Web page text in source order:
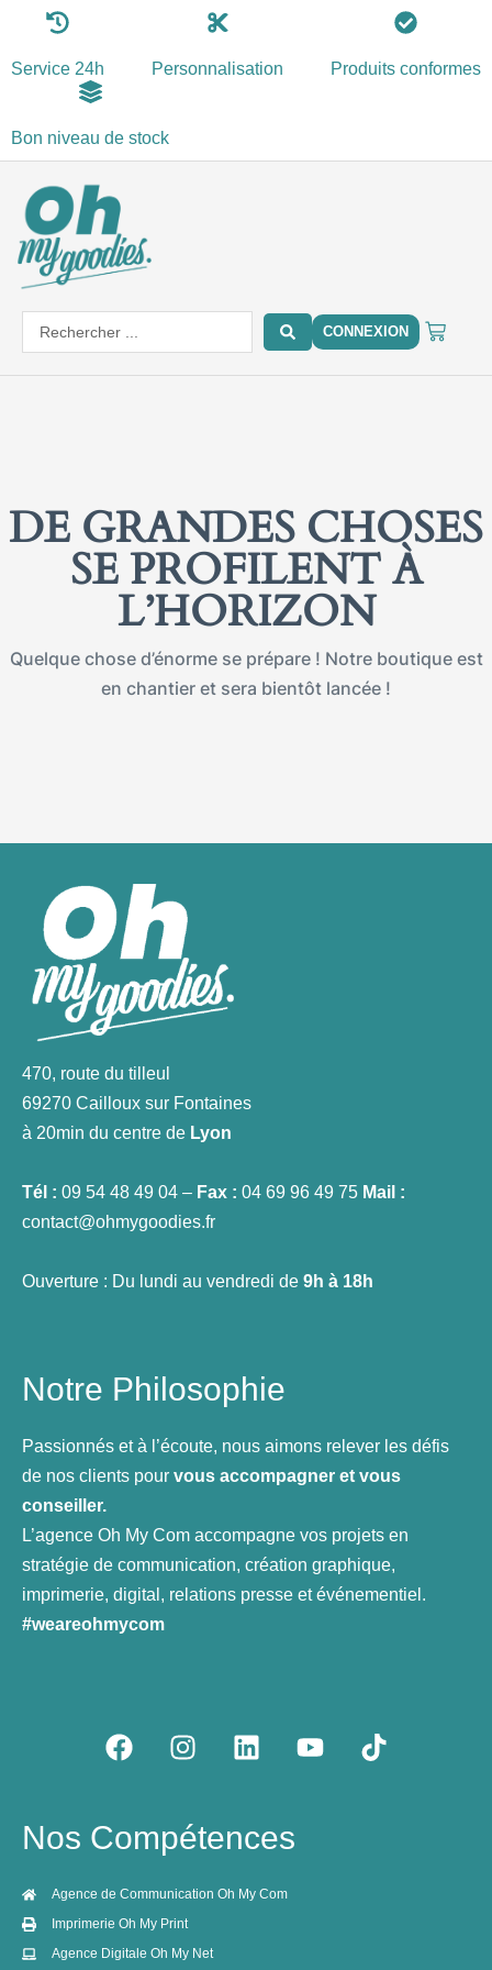
contenu
Service 24h Personnalisation Produits conformes
Bon niveau de stock
Search
...
CONNEXION
DE GRANDES CHOSES
SE PROFILENT À
L’HORIZON
Quelque chose d’énorme se prépare ! Notre boutique est
en chantier et sera bientôt lancée !
470, route du tilleul
69270 Cailloux sur Fontaines
à 20min du centre de Lyon
Tél : 09 54 48 49 04 – Fax : 04 69 96 49 75 Mail :
contact@ohmygoodies.fr
Ouverture : Du lundi au vendredi de 9h à 18h
Notre Philosophie
Passionnés et à l’écoute, nous aimons relever les défis
de nos clients pour vous accompagner et vous
conseiller.
L’agence Oh My Com accompagne vos projets en
stratégie de communication, création graphique,
imprimerie, digital, relations presse et événementiel.
#weareohmycom
F
a
b
o
k
I
n
a
r
a
m
L
i
e
i
Y
o
T
i
Nos Compétences
Agence de Communication Oh My Com
Imprimerie Oh My Print
Agence Digitale Oh My Net